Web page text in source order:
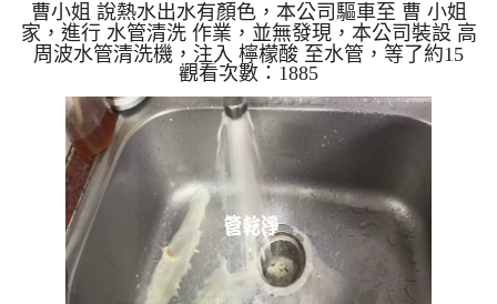
曹小姐 說熱水出水有顏色，本公司驅車至 曹 小姐
家，進行 水管清洗 作業，並無發現，本公司裝設 高
周波水管清洗機，注入 檸檬酸 至水管，等了約15
分，開啟 水管清洗機 ，啟動 螺旋波 模式，一洗水管
就流出棕色一顆顆異物，就像是珍珠，髒水變的混
濁，二個多小時後，出水變乾淨出水量也變大了。
如是自來水，如水管老化，會產生鐵鏽跟泥沙堆積，
洗出來的水就會是咖啡色，地下水含有氧化錳，管壁
上會結成黑色管垢，洗出來的水會跟石油一樣黑，有
些洗出綠色的水，是因為裡面有銅的物質，生鏽產生
銅綠，如是藍色的水，...
觀看次數：1885